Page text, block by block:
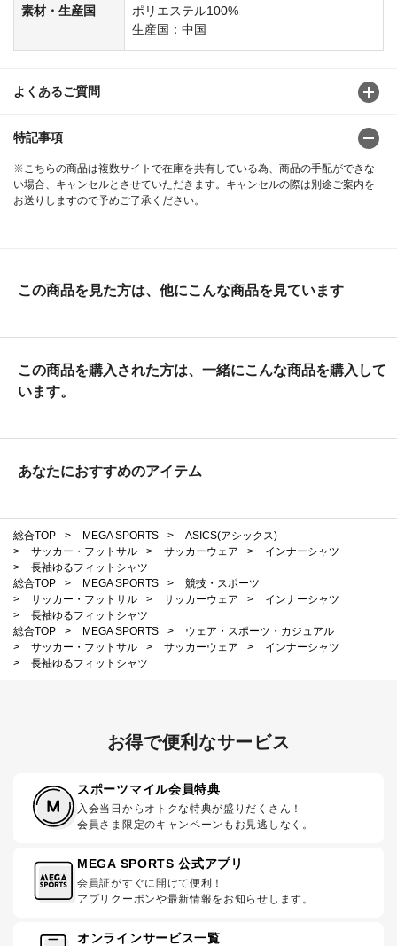
素材・生産国
ポリエステル100%
生産国：中国
よくあるご質問
特記事項
※こちらの商品は複数サイトで在庫を共有している為、商品の手配ができな
い場合、キャンセルとさせていただきます。キャンセルの際は別途ご案内を
お送りしますので予めご了承ください。
この商品を見た方は、他にこんな商品を見ています
この商品を購入された方は、一緒にこんな商品を購入して
います。
あなたにおすすめのアイテム
総合TOP > MEGA SPORTS >
ASICS(アシックス)
>
サッカー・フットサル > サッカーウェア >
インナーシャツ
>
長袖ゆるフィットシャツ
総合TOP
> MEGA SPORTS >
競技・スポーツ
>
サッカー・フットサル > サッカーウェア >
インナーシャツ
>
長袖ゆるフィットシャツ
総合TOP
> MEGA SPORTS >
ウェア・スポーツ・カジュアル
>
サッカー・フットサル > サッカーウェア >
インナーシャツ
>
長袖ゆるフィットシャツ
お得で便利なサービス
スポーツマイル会員特典
入会当日からオトクな特典が盛りだくさん！
会員さま限定のキャンペーンもお見逃しなく。
MEGA SPORTS 公式アプリ
会員証がすぐに開けて便利！
アプリクーポンや最新情報をお知らせします。
オンラインサービス一覧